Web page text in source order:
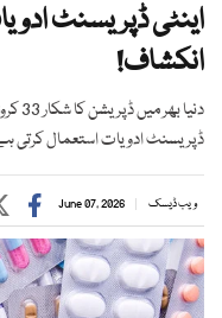
اینٹی ڈپریسنٹ
انکشاف!
ڈپریسنٹ ادویات استعمال کرتی
ویب ڈیسک June 07, 2026